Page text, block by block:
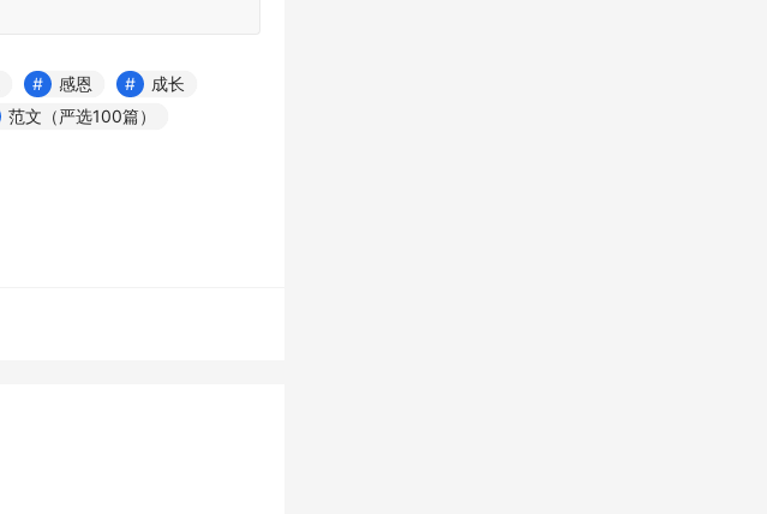
感恩
成长
范文（严选100篇）